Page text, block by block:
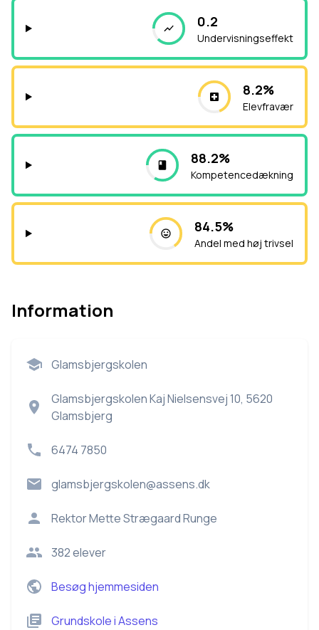
0.2
Undervisningseffekt
8.2%
Elevfravær
88.2%
Kompetencedækning
84.5%
Andel med høj trivsel
Information
Glamsbjergskolen
Glamsbjergskolen Kaj Nielsensvej 10, 5620
Glamsbjerg
6474 7850
glamsbjergskolen@assens.dk
RektorMette Strægaard Runge
382elever
Besøg hjemmesiden
GrundskoleiAssens